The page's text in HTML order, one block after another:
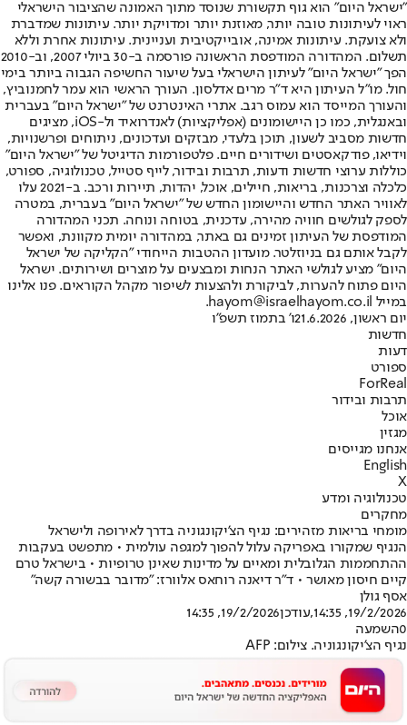
"ישראל היום" הוא גוף תקשורת שנוסד מתוך האמונה שהציבור הישראלי
ראוי לעיתונות טובה יותר, מאוזנת יותר ומדויקת יותר. עיתונות שמדברת
ולא צועקת. עיתונות אמינה, אובייקטיבית ועניינית. עיתונות אחרת וללא
תשלום. המהדורה המודפסת הראשונה פורסמה ב-30 ביולי 2007, וב-2010
הפך "ישראל היום" לעיתון הישראלי בעל שיעור החשיפה הגבוה ביותר בימי
חול. מו"ל העיתון היא ד"ר מרים אדלסון. העורך הראשי הוא עמר לחמנוביץ,
והעורך המייסד הוא עמוס רגב. אתרי האינטרנט של "ישראל היום" בעברית
ובאנגלית, כמו כן היישומונים (אפליקציות) לאנדרואיד ול-iOS, מציגים
חדשות מסביב לשעון, תוכן בלעדי, מבזקים ועדכונים, ניתוחים ופרשנויות,
וידיאו, פודקאסטים ושידורים חיים. פלטפורמות הדיגיטל של "ישראל היום"
כוללות ערוצי חדשות ודעות, תרבות ובידור, לייף סטייל, טכנולוגיה, ספורט,
כלכלה וצרכנות, בריאות, חיילים, אוכל, יהדות, תיירות ורכב. ב-2021 עלו
לאוויר האתר החדש והיישומון החדש של "ישראל היום" בעברית, במטרה
לספק לגולשים חוויה מהירה, עדכנית, בטוחה ונוחה. תכני המהדורה
המודפסת של העיתון זמינים גם באתר, במהדורה יומית מקוונת, ואפשר
לקבל אותם גם בניוזלטר. מועדון ההטבות הייחודי "הקליקה של ישראל
היום" מציע לגולשי האתר הנחות ומבצעים על מוצרים ושירותים. ישראל
היום פתוח להערות, לביקורת ולהצעות לשיפור מקהל הקוראים. פנו אלינו
במייל hayom@israelhayom.co.il.
יום ראשון, 21.6.2026
ו' בתמוז תשפ"ו
חדשות
דעות
ספורט
ForReal
תרבות ובידור
אוכל
מגזין
אנחנו מגייסים
English
X
טכנולוגיה ומדע
מחקרים
מומחי בריאות מזהירים: נגיף הצ'יקונגוניה בדרך לאירופה ולישראל
הנגיף שמקורו באפריקה עלול להפוך למגפה עולמית • מתפשט בעקבות
ההתחממות הגלובלית ומאיים על מדינות שאינן טרופיות • בישראל טרם
קיים חיסון מאושר • ד"ר דיאנה רוחאס אלוורז: "מדובר בבשורה קשה"
אסף גולן
19/2/2026, 14:35
,עודכן19/2/2026, 14:35
0השמעה
נגיף הצ'יקונגוניה. צילום: AFP